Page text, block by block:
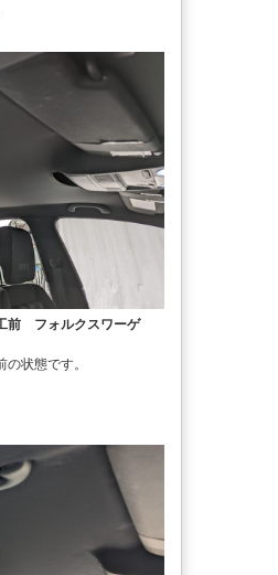
前 フォルクスワーゲ
状態です。